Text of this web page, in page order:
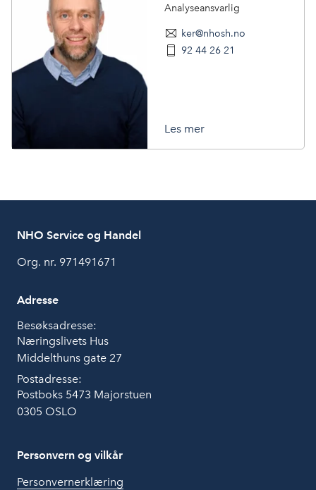
Analyseansvarlig
ker@nhosh.no
92 44 26 21
Les mer
NHO Service og Handel
Org. nr. 971491671
Adresse
Besøksadresse:
Næringslivets Hus
Middelthuns gate 27
Postadresse:
Postboks 5473 Majorstuen
0305 OSLO
Personvern og vilkår
Personvernerklæring